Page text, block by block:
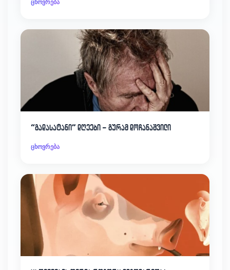
ცხოვრება
“გადასატანი” დღეები – გურამ დოჩანაშვილი
ცხოვრება